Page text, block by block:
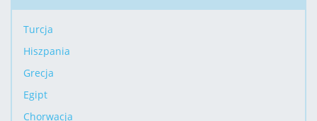
Turcja
Hiszpania
Grecja
Egipt
Chorwacja